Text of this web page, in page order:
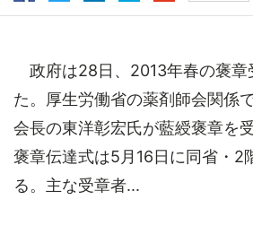
政府は28日、2013年春の褒章
た。厚生労働省の薬剤師会関係
会長の東洋彰宏氏が藍綬褒章を
褒章伝達式は5月16日に同省・2
る。主な受章者...